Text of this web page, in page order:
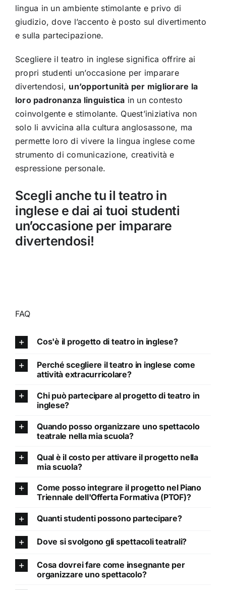
lingua in un ambiente stimolante e privo di
giudizio, dove l’accento è posto sul divertimento
e sulla partecipazione.
Scegliere il teatro in inglese significa offrire ai
propri studenti un’occasione per imparare
divertendosi, un’opportunità per migliorare la
loro padronanza linguistica in un contesto
coinvolgente e stimolante. Quest’iniziativa non
solo li avvicina alla cultura anglosassone, ma
permette loro di vivere la lingua inglese come
strumento di comunicazione, creatività e
espressione personale.
Scegli anche tu il teatro in
inglese e dai ai tuoi studenti
un’occasione per imparare
divertendosi!
FAQ
Cos'è il progetto di teatro in inglese?
Perché scegliere il teatro in inglese come
attività extracurricolare?
Chi può partecipare al progetto di teatro in
inglese?
Quando posso organizzare uno spettacolo
teatrale nella mia scuola?
Qual è il costo per attivare il progetto nella
mia scuola?
Come posso integrare il progetto nel Piano
Triennale dell'Offerta Formativa (PTOF)?
Quanti studenti possono partecipare?
Dove si svolgono gli spettacoli teatrali?
Cosa dovrei fare come insegnante per
organizzare uno spettacolo?